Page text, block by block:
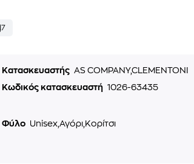
7
Κατασκευαστής AS COMPANY,CLEMENTONI
Κωδικός κατασκευαστή 1026-63435
Φύλο Unisex,Αγόρι,Κορίτσι